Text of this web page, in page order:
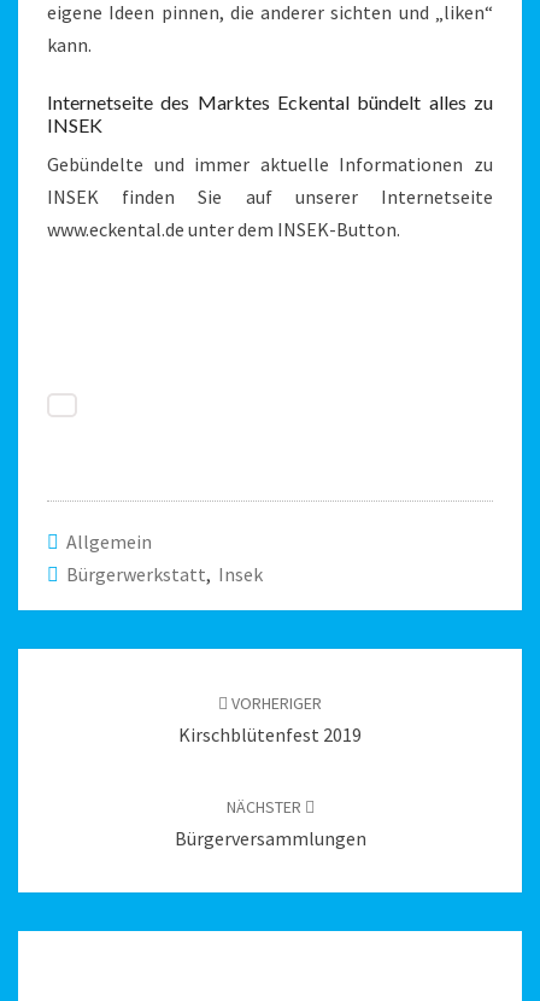
eigene Ideen pinnen, die anderer sichten und „liken“
kann.
Internetseite des Marktes Eckental bündelt alles zu
INSEK
Gebündelte und immer aktuelle Informationen zu
INSEK finden Sie auf unserer Internetseite
www.eckental.de unter dem INSEK-Button.
Allgemein
Bürgerwerkstatt, Insek
VORHERIGER
Kirschblütenfest 2019
NÄCHSTER
Bürgerversammlungen